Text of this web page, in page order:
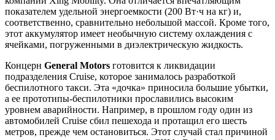
показателем удельной энергоемкости (200 Вт·ч на кг) и,
соответственно, сравнительно небольшой массой. Кроме того,
этот аккумулятор имеет необычную систему охлаждения с
ячейками, погруженными в диэлектрическую жидкость.
Концерн General Motors готовится к ликвидации
подразделения Cruise, которое занималось разработкой
беспилотного такси. Эта «дочка» приносила большие убытки,
а ее прототипы-беспилотники прославились высоким
уровнем аварийности. Например, в прошлом году один из
автомобилей Cruise сбил пешехода и протащил его шесть
метров, прежде чем остановиться. Этот случай стал причиной